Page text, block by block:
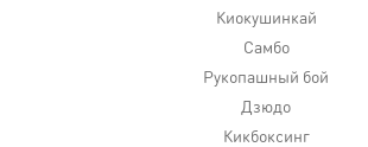
Киокушинкай
Самбо
Рукопашный бой
Дзюдо
Кикбоксинг